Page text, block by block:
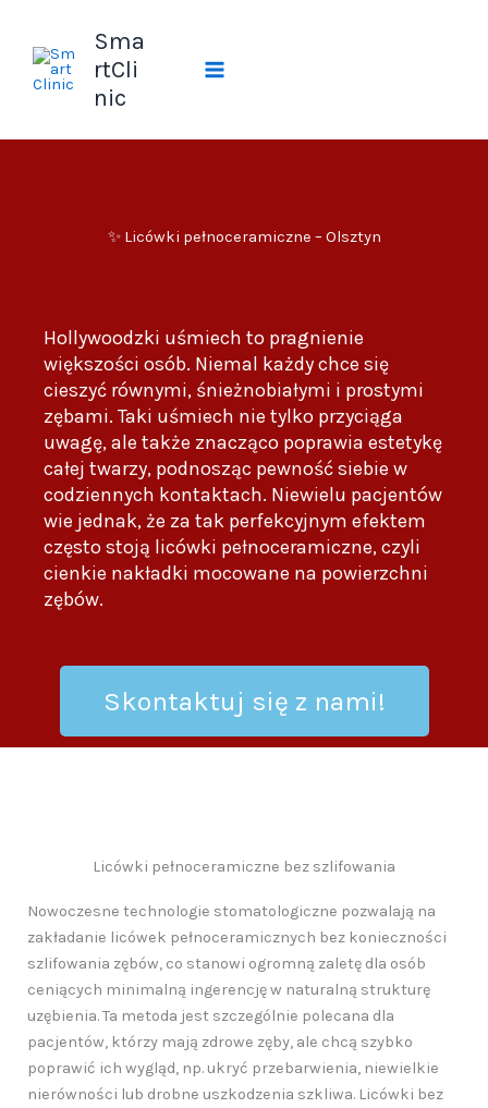
treści
Sma
rtCli
nic
✨ Licówki pełnoceramiczne – Olsztyn
Hollywoodzki uśmiech to pragnienie
większości osób. Niemal każdy chce się
cieszyć równymi, śnieżnobiałymi i prostymi
zębami. Taki uśmiech nie tylko przyciąga
uwagę, ale także znacząco poprawia estetykę
całej twarzy, podnosząc pewność siebie w
codziennych kontaktach. Niewielu pacjentów
wie jednak, że za tak perfekcyjnym efektem
często stoją licówki pełnoceramiczne, czyli
cienkie nakładki mocowane na powierzchni
zębów.
Skontaktuj się z nami!
Licówki pełnoceramiczne bez szlifowania
Nowoczesne technologie stomatologiczne pozwalają na
zakładanie licówek pełnoceramicznych bez konieczności
szlifowania zębów, co stanowi ogromną zaletę dla osób
ceniących minimalną ingerencję w naturalną strukturę
uzębienia. Ta metoda jest szczególnie polecana dla
pacjentów, którzy mają zdrowe zęby, ale chcą szybko
poprawić ich wygląd, np. ukryć przebarwienia, niewielkie
nierówności lub drobne uszkodzenia szkliwa. Licówki bez